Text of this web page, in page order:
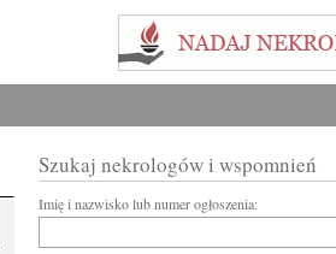
Szukaj nekrologów i wspomnień
Imię i nazwisko lub numer ogłoszenia: